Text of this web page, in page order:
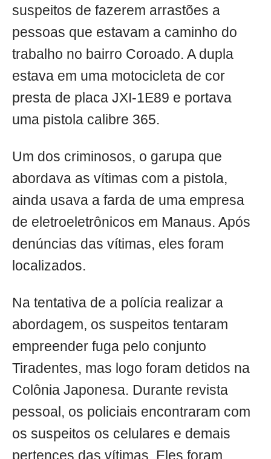
suspeitos de fazerem arrastões a
pessoas que estavam a caminho do
trabalho no bairro Coroado. A dupla
estava em uma motocicleta de cor
presta de placa JXI-1E89 e portava
uma pistola calibre 365.
Um dos criminosos, o garupa que
abordava as vítimas com a pistola,
ainda usava a farda de uma empresa
de eletroeletrônicos em Manaus. Após
denúncias das vítimas, eles foram
localizados.
Na tentativa de a polícia realizar a
abordagem, os suspeitos tentaram
empreender fuga pelo conjunto
Tiradentes, mas logo foram detidos na
Colônia Japonesa. Durante revista
pessoal, os policiais encontraram com
os suspeitos os celulares e demais
pertences das vítimas. Eles foram